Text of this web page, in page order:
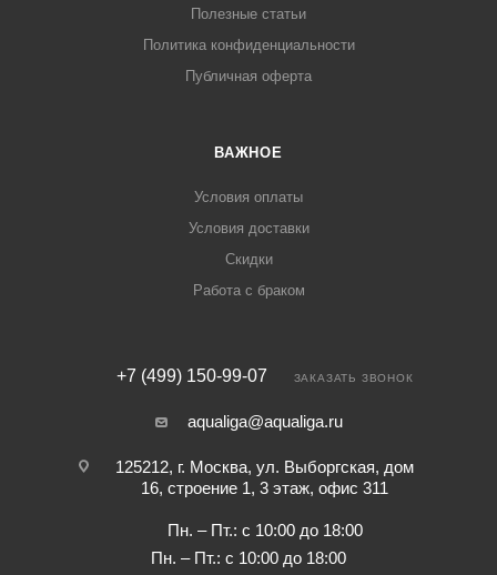
Полезные статьи
Политика конфиденциальности
Публичная оферта
ВАЖНОЕ
Условия оплаты
Условия доставки
Скидки
Работа с браком
+7 (499) 150-99-07 ЗАКАЗАТЬ ЗВОНОК
aqualiga@aqualiga.ru
125212, г. Москва, ул. Выборгская, дом
16, строение 1, 3 этаж, офис 311
Пн. – Пт.: с 10:00 до 18:00
Пн. – Пт.: с 10:00 до 18:00